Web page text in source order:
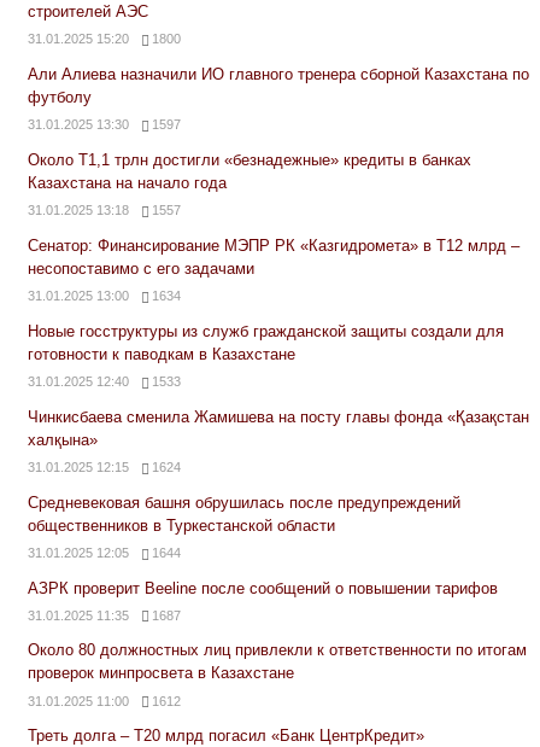
строителей АЭС
31.01.2025 15:20 1800
Али Алиева назначили ИО главного тренера сборной Казахстана по
футболу
31.01.2025 13:30 1597
Около Т1,1 трлн достигли «безнадежные» кредиты в банках
Казахстана на начало года
31.01.2025 13:18 1557
Сенатор: Финансирование МЭПР РК «Казгидромета» в Т12 млрд –
несопоставимо с его задачами
31.01.2025 13:00 1634
Новые госструктуры из служб гражданской защиты создали для
готовности к паводкам в Казахстане
31.01.2025 12:40 1533
Чинкисбаева сменила Жамишева на посту главы фонда «Қазақстан
халқына»
31.01.2025 12:15 1624
Средневековая башня обрушилась после предупреждений
общественников в Туркестанской области
31.01.2025 12:05 1644
АЗРК проверит Beeline после сообщений о повышении тарифов
31.01.2025 11:35 1687
Около 80 должностных лиц привлекли к ответственности по итогам
проверок минпросвета в Казахстане
31.01.2025 11:00 1612
Треть долга – Т20 млрд погасил «Банк ЦентрКредит»